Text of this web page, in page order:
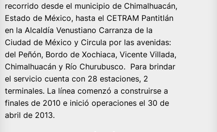
recorrido desde el municipio de Chimalhuacán,
Estado de México, hasta el CETRAM Pantitlán
en la Alcaldía Venustiano Carranza de la
Ciudad de México y Circula por las avenidas:
del Peñón, Bordo de Xochiaca, Vicente Villada,
Chimalhuacán y Río Churubusco. Para brindar
el servicio cuenta con 28 estaciones, 2
terminales. La línea comenzó a construirse a
finales de 2010 e inició operaciones el 30 de
abril de 2013.